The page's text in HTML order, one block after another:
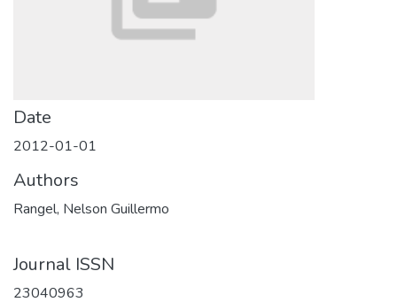
Date
2012-01-01
Authors
Rangel, Nelson Guillermo
Journal ISSN
23040963